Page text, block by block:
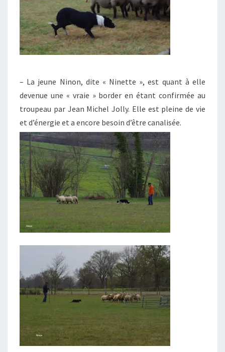
– La jeune Ninon, dite « Ninette », est quant à elle
devenue une « vraie » border en étant confirmée au
troupeau par Jean Michel Jolly. Elle est pleine de vie
et d’énergie et a encore besoin d’être canalisée.